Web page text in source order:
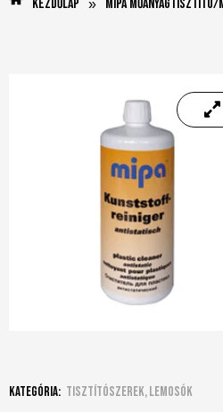
Kezdőlap » Mipa
Kategória: Tisztítószerek, lemosók